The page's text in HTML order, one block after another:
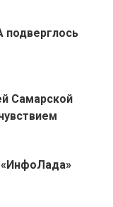
подверглось
Самарской
«ИнфоЛада»